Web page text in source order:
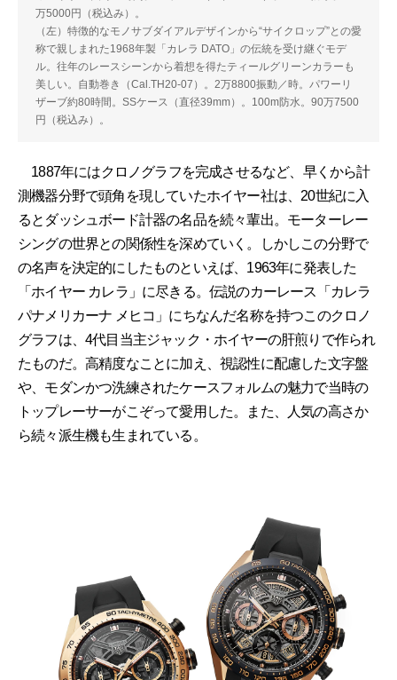
万5000円（税込み）。
（左）特徴的なモノサブダイアルデザインから“サイクロップ”との愛
称で親しまれた1968年製「カレラ DATO」の伝統を受け継ぐモデ
ル。往年のレースシーンから着想を得たティールグリーンカラーも
美しい。自動巻き（Cal.TH20-07）。2万8800振動／時。パワーリ
ザーブ約80時間。SSケース（直径39mm）。100m防水。90万7500
円（税込み）。
1887年にはクロノグラフを完成させるなど、早くから計
測機器分野で頭角を現していたホイヤー社は、20世紀に入
るとダッシュボード計器の名品を続々輩出。モーターレー
シングの世界との関係性を深めていく。しかしこの分野で
の名声を決定的にしたものといえば、1963年に発表した
「ホイヤー カレラ」に尽きる。伝説のカーレース「カレラ
パナメリカーナ メヒコ」にちなんだ名称を持つこのクロノ
グラフは、4代目当主ジャック・ホイヤーの肝煎りで作られ
たものだ。高精度なことに加え、視認性に配慮した文字盤
や、モダンかつ洗練されたケースフォルムの魅力で当時の
トップレーサーがこぞって愛用した。また、人気の高さか
ら続々派生機も生まれている。